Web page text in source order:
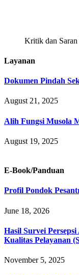
Kritik dan Saran
Layanan
Dokumen Pindah
August 21, 2025
Alih Fungsi Musola
August 19, 2025
E-Book/Panduan
Profil Pondok
June 18, 2026
Hasil Survei
Kualitas Pelayanan
November 5, 2025